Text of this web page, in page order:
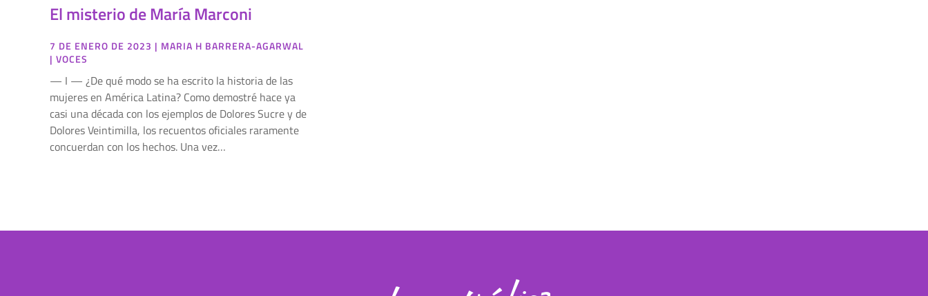
El misterio de María Marconi
7 DE ENERO DE 2023 | MARIA H BARRERA-AGARWAL
| VOCES
— I — ¿De qué modo se ha escrito la historia de las
mujeres en América Latina? Como demostré hace ya
casi una década con los ejemplos de Dolores Sucre y de
Dolores Veintimilla, los recuentos oficiales raramente
concuerdan con los hechos. Una vez…